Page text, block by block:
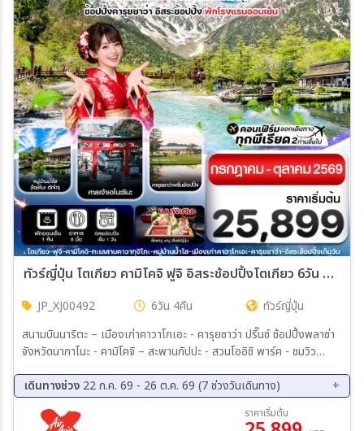
ทัวร์ญี่ปุ่น โตเกียว คามิโคจิ ฟูจิ อิสระช้อปปิ้งโตเกียว 6วัน 4คืน (XJ)
JP_XJ00492 6วัน 4คืน
ทัวร์ญี่ปุ่น
สนามบินนาริตะ – เมืองเก่าคาวาโกเอะ - คารุยซาว่า ปริ๊นซ์ ช้อปปิ้งพลาซ่า
จังหวัดนากาโนะ - คามิโคจิ – สะพานกัปปะ - สวนโออิชิ พาร์ค - ชมวิว
เกาะเอโนชิมะ – ศาลเจ้าเอโนชิมะ ถนนเบ็นไซเท็นนากามิเสะ – ท่าเรือนิชิอุระ
- อิออนมอลล์ อิสระช้อปปิ้ง และอิสระท่องเที่ยวตามอัธยาศัย หรือ เที่ยว
สวนสนุก โตเกียวดิสนีย์แลนด์ (ไม่รวมค่าบัตรเข้า) **มีไกด์คอยบริการให้
เดินทางช่วง 22 ก.ค. 69 - 26 ต.ค. 69 (7 ช่วงวันเดินทาง)
26 ส.ค. 69 - 31 ส.ค. 69
09 ก.ย. 69 - 14 ก.ย. 69
16 ก.ย. 69 - 21 ก.ย. 69
30 ก.ย. 69 - 05 ต.ค. 69
ราคาเริ่มต้น